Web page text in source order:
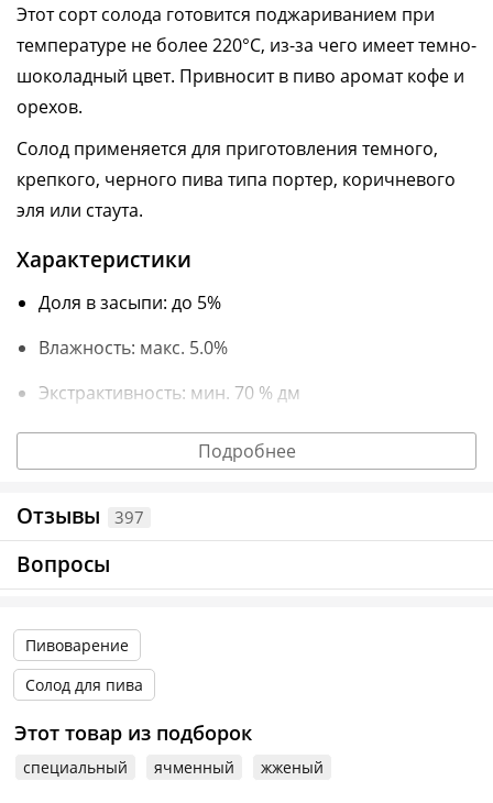
Этот сорт солода готовится поджариванием при
температуре не более 220°С, из-за чего имеет темно-
шоколадный цвет. Привносит в пиво аромат кофе и
орехов.
Солод применяется для приготовления темного,
крепкого, черного пива типа портер, коричневого
эля или стаута.
Характеристики
Доля в засыпи: до 5%
Влажность: макс. 5.0%
Экстрактивность: мин. 70 % дм
Цвет: 900 EBC
Хранить при температуре не более 20°С и влажности
не выше 40%. Срок хранения — 1 год.
Информация о технических характеристиках, комплектации и
внешнем виде товара основывается на последних доступных
данных от поставщика.
Подробнее
Отзывы 397
Вопросы
Пивоварение
Солод для пива
Этот товар из подборок
специальный ячменный жженый